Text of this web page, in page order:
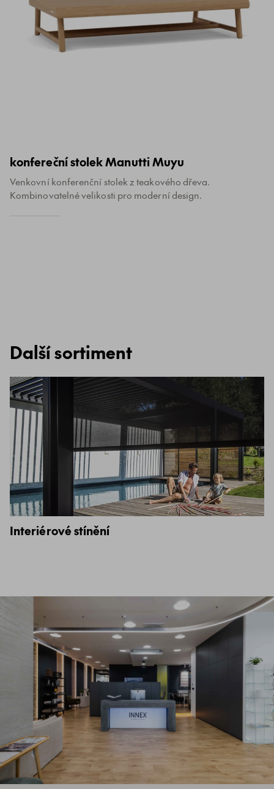
konfereční stolek Manutti Muyu
Venkovní konferenční stolek z teakového dřeva.
Kombinovatelné velikosti pro moderní design.
Další sortiment
Interiérové stínění